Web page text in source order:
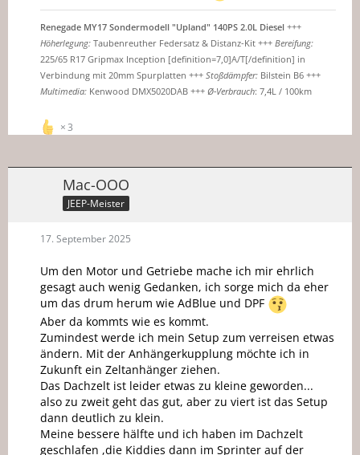
Renegade MY17 Sondermodell "Upland" 140PS 2.0L Diesel +++
Höherlegung: Taubenreuther Federsatz & Distanz-Kit +++ Bereifung:
225/65 R17 Gripmax Inception [definition=7,0]A/T[/definition] in
Verbindung mit 20mm Spurplatten +++ Stoßdämpfer: Bilstein B6 +++
Multimedia: Kenwood DMX5020DAB +++ Ø-Verbrauch: 7,4L / 100km
3
Mac-OOO
JEEP-Meister
17. September 2025
Um den Motor und Getriebe mache ich mir ehrlich
gesagt auch wenig Gedanken, ich sorge mich da eher
um das drum herum wie AdBlue und DPF
Aber da kommts wie es kommt.
Zumindest werde ich mein Setup zum verreisen etwas
ändern. Mit der Anhängerkupplung möchte ich in
Zukunft ein Zeltanhänger ziehen.
Das Dachzelt ist leider etwas zu kleine geworden...
also zu zweit geht das gut, aber zu viert ist das Setup
dann deutlich zu klein.
Meine bessere hälfte und ich haben im Dachzelt
geschlafen ,die Kiddies dann im Sprinter auf der